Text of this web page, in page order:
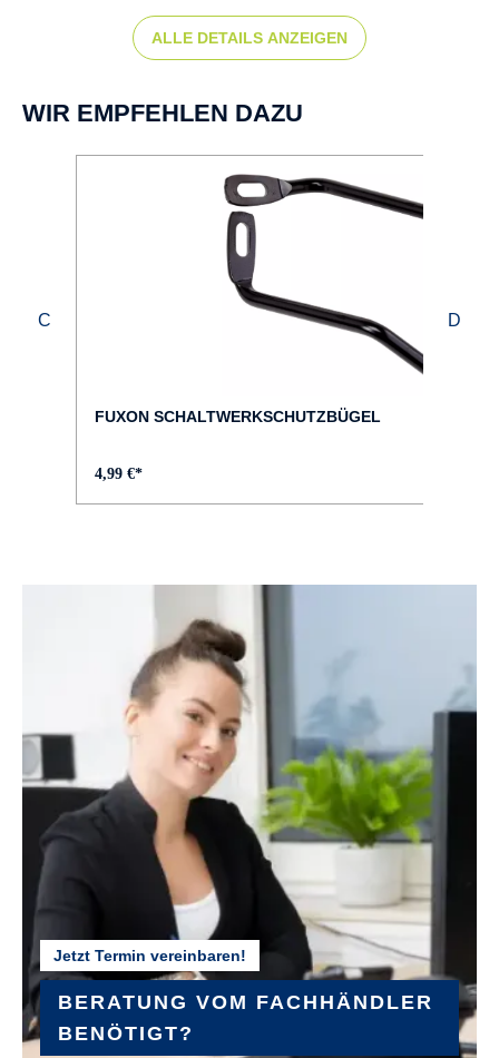
blau
GÄNGE :
KURBELGARNITUR :
STYX 42/34/24T
LENKER :
STYX Riserbar
MODELLJAHR :
NABEN :
Shimano Acera Hub dynamo DH-C3000-1N / Aluminium
ALLE DETAILS ANZEIGEN
WIR EMPFEHLEN DAZU
FUXON SCHALTWERKSCHUTZBÜGEL
4,99 €*
Jetzt Termin vereinbaren!
BERATUNG VOM FACHHÄNDLER
BENÖTIGT?